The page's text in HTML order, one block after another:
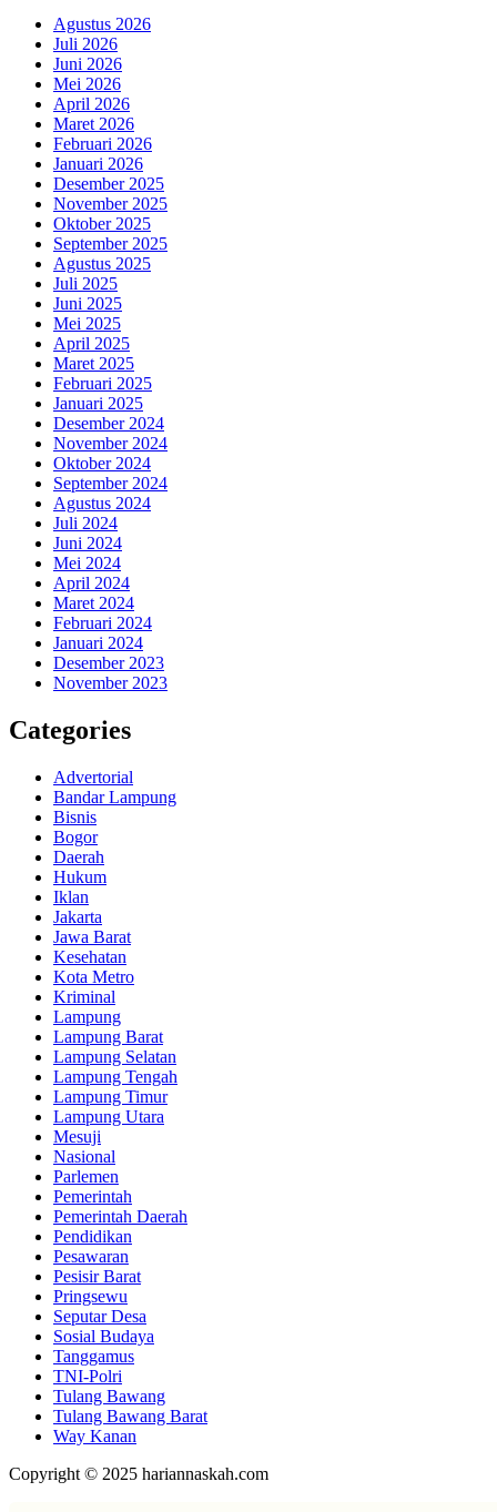
Agustus 2026
Juli 2026
Juni 2026
Mei 2026
April 2026
Maret 2026
Februari 2026
Januari 2026
Desember 2025
November 2025
Oktober 2025
September 2025
Agustus 2025
Juli 2025
Juni 2025
Mei 2025
April 2025
Maret 2025
Februari 2025
Januari 2025
Desember 2024
November 2024
Oktober 2024
September 2024
Agustus 2024
Juli 2024
Juni 2024
Mei 2024
April 2024
Maret 2024
Februari 2024
Januari 2024
Desember 2023
November 2023
Categories
Advertorial
Bandar Lampung
Bisnis
Bogor
Daerah
Hukum
Iklan
Jakarta
Jawa Barat
Kesehatan
Kota Metro
Kriminal
Lampung
Lampung Barat
Lampung Selatan
Lampung Tengah
Lampung Timur
Lampung Utara
Mesuji
Nasional
Parlemen
Pemerintah
Pemerintah Daerah
Pendidikan
Pesawaran
Pesisir Barat
Pringsewu
Seputar Desa
Sosial Budaya
Tanggamus
TNI-Polri
Tulang Bawang
Tulang Bawang Barat
Way Kanan
Copyright © 2025 hariannaskah.com